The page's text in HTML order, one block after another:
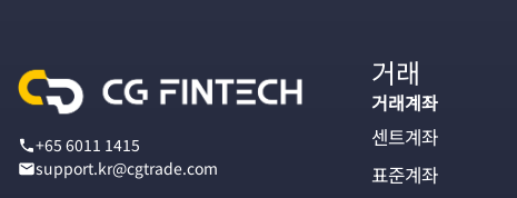
+65 6011 1415
support.kr@cgtrade.com
거래
거래계좌
센트계좌
표준계좌